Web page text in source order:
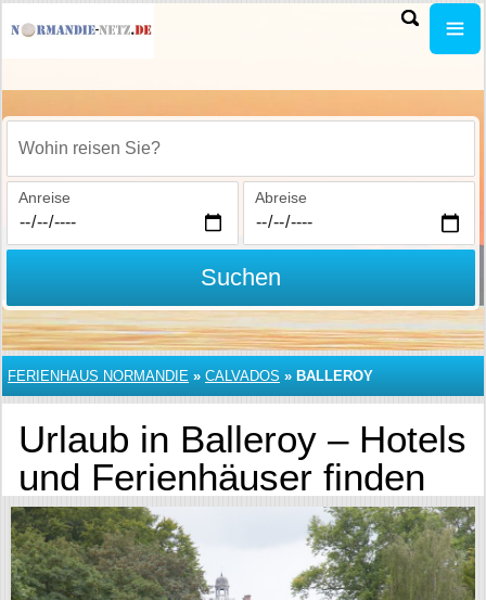
Wohin reisen Sie?
Anreise Abreise
Suchen
FERIENHAUS NORMANDIE » CALVADOS » BALLEROY
Urlaub in Balleroy – Hotels
und Ferienhäuser finden